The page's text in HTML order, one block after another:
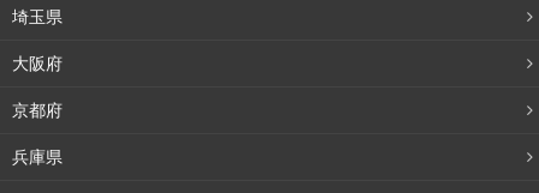
の経験談を踏まえてサロンで必要となる技術についても伝
えるようにし、なるべく就職後、スクールで習ったことと
す。
埼玉県
大阪府
京都府
兵庫県